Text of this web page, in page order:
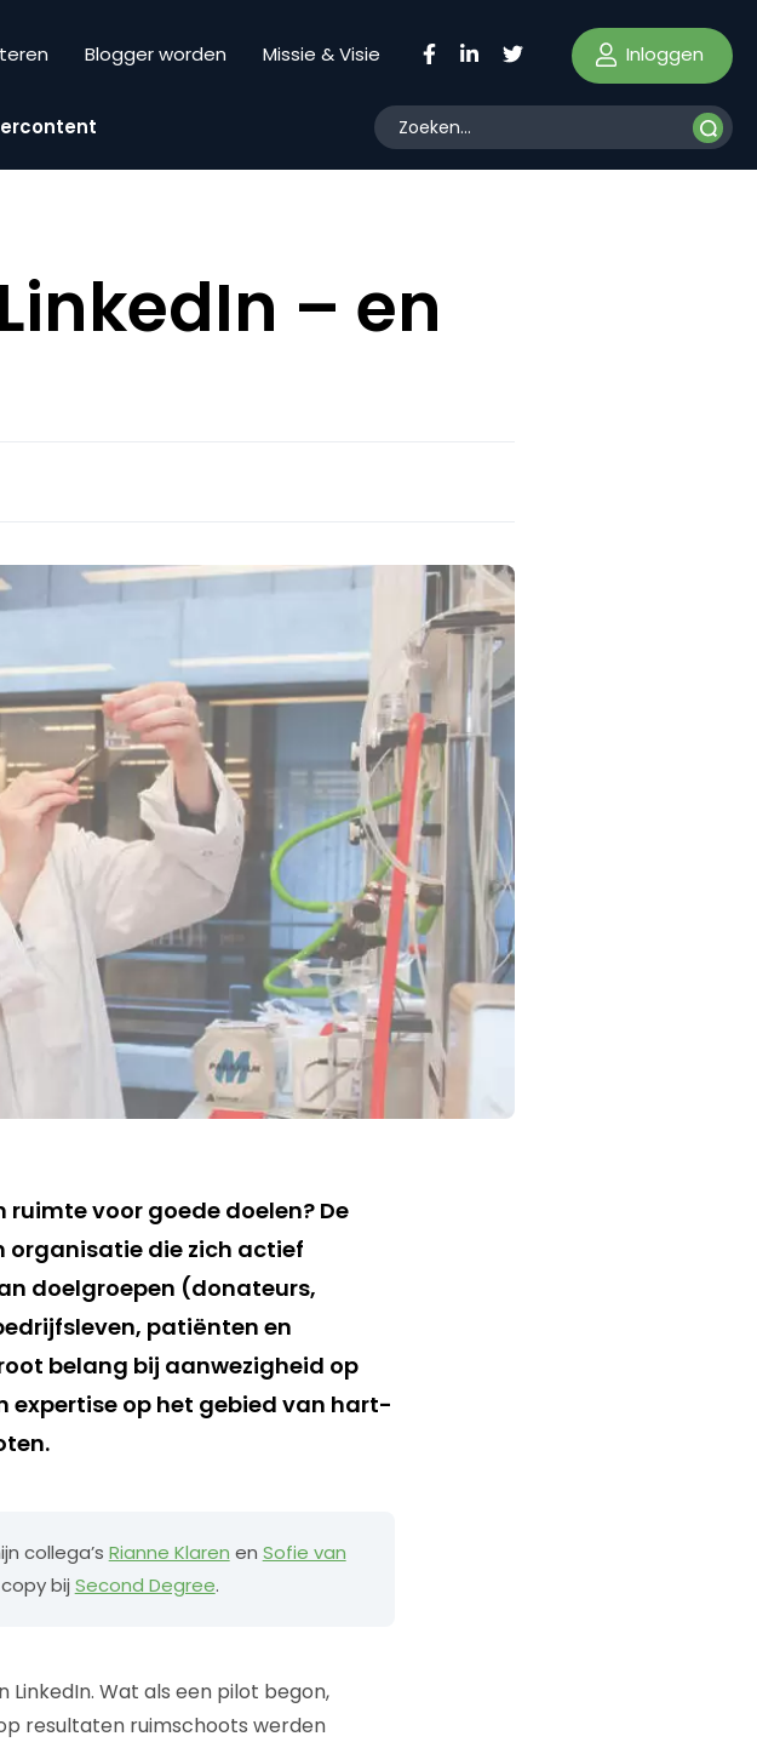
Blogger worden Missie & Visie Inloggen
– en
ruimte voor goede doelen? De
organisatie die zich actief
doelgroepen (donateurs,
patiënten en
belang bij aanwezigheid op
expertise op het gebied van hart-
collega’s Rianne Klaren en Sofie van
bij Second Degree.
Wat als een pilot begon,
resultaten ruimschoots werden